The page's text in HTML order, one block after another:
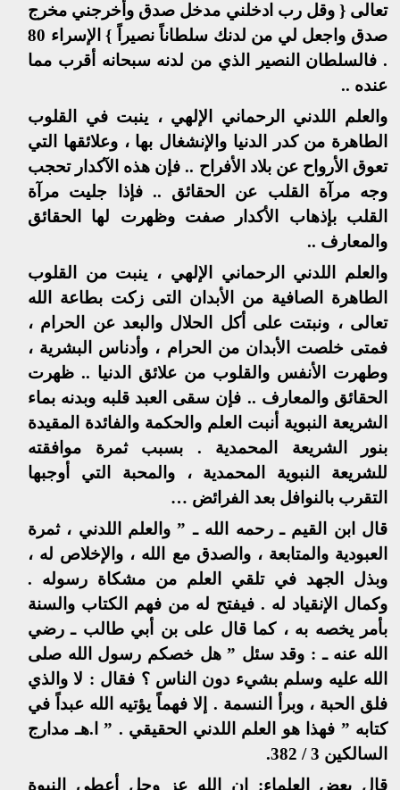
تعالى { وقل رب ادخلني مدخل صدق وأخرجني مخرج
صدق واجعل لي من لدنك سلطاناً نصيراً } الإسراء 80
. فالسلطان النصير الذي من لدنه سبحانه أقرب مما
عنده ..
والعلم اللدني الرحماني الإلهي ، ينبت في القلوب
الطاهرة من كدر الدنيا والإنشغال بها ، وعلائقها التي
تعوق الأرواح عن بلاد الأفراح .. فإن هذه الآكدار تحجب
وجه مرآة القلب عن الحقائق .. فإذا جليت مرآة
القلب بإذهاب الأكدار صفت وظهرت لها الحقائق
والمعارف ..
والعلم اللدني الرحماني الإلهي ، ينبت من القلوب
الطاهرة الصافية من الأبدان التى زكت بطاعة الله
تعالى ، ونبتت على أكل الحلال والبعد عن الحرام ،
فمتى خلصت الأبدان من الحرام ، وأدناس البشرية ،
وطهرت الأنفس والقلوب من علائق الدنيا .. ظهرت
الحقائق والمعارف .. فإن سقى العبد قلبه وبدنه بماء
الشريعة النبوية أنبت العلم والحكمة والفائدة المقيدة
بنور الشريعة المحمدية . بسبب ثمرة موافقته
للشريعة النبوية المحمدية ، والمحبة التي أوجبها
التقرب بالنوافل بعد الفرائض …
قال ابن القيم ـ رحمه الله ـ ” والعلم اللدني ، ثمرة
العبودية والمتابعة ، والصدق مع الله ، والإخلاص له ،
وبذل الجهد في تلقي العلم من مشكاة رسوله .
وكمال الإنقياد له . فيفتح له من فهم الكتاب والسنة
بأمر يخصه به ، كما قال على بن أبي طالب ـ رضي
الله عنه ـ : وقد سئل ” هل خصكم رسول الله صلى
الله عليه وسلم بشيء دون الناس ؟ فقال : لا والذي
فلق الحبة ، وبرأ النسمة . إلا فهماً يؤتيه الله عبداً في
كتابه ” فهذا هو العلم اللدني الحقيقي . ” ا.هـ مدارج
السالكين 3 / 382.
قال بعض العلماء: إن الله عز وجل أعطى النبوة